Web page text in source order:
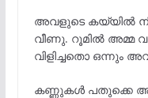
അവളുടെ കയ്യിൽ
വീണു. റൂമിൽ അമ്മ
വിളിച്ചതൊ ഒന്നും
കണ്ണുകൾ പതുക്കെ